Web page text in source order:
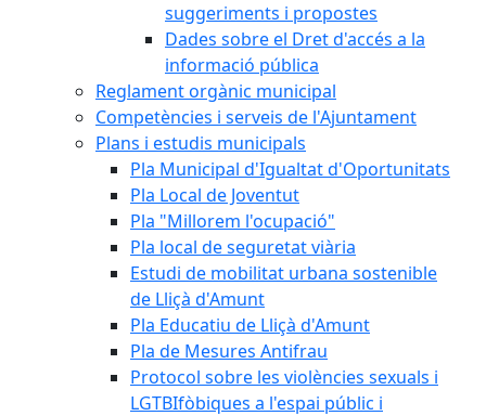
suggeriments i propostes
Dades sobre el Dret d'accés a la
informació pública
Reglament orgànic municipal
Competències i serveis de l'Ajuntament
Plans i estudis municipals
Pla Municipal d'Igualtat d'Oportunitats
Pla Local de Joventut
Pla "Millorem l'ocupació"
Pla local de seguretat viària
Estudi de mobilitat urbana sostenible
de Lliçà d'Amunt
Pla Educatiu de Lliçà d'Amunt
Pla de Mesures Antifrau
Protocol sobre les violències sexuals i
LGTBIfòbiques a l'espai públic i